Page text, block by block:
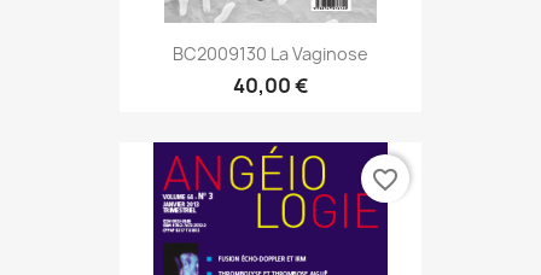
BC2009130 La Vaginose
40,00 €
favorite_border